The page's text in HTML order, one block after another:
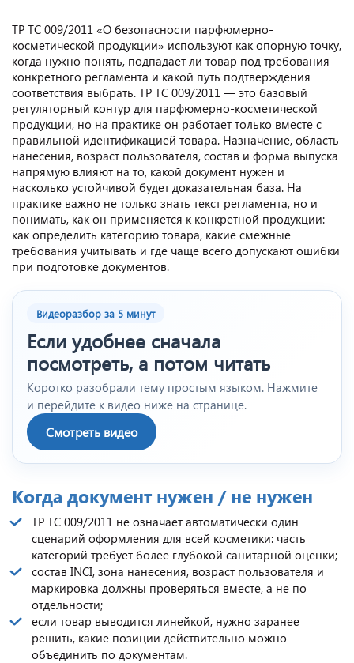
ТР ТС 009/2011 «О безопасности парфюмерно-
косметической продукции» используют как опорную точку,
когда нужно понять, подпадает ли товар под требования
конкретного регламента и какой путь подтверждения
соответствия выбрать. ТР ТС 009/2011 — это базовый
регуляторный контур для парфюмерно-косметической
продукции, но на практике он работает только вместе с
правильной идентификацией товара. Назначение, область
нанесения, возраст пользователя, состав и форма выпуска
напрямую влияют на то, какой документ нужен и
насколько устойчивой будет доказательная база. На
практике важно не только знать текст регламента, но и
понимать, как он применяется к конкретной продукции:
как определить категорию товара, какие смежные
требования учитывать и где чаще всего допускают ошибки
при подготовке документов.
Видеоразбор за 5 минут
Если удобнее сначала
посмотреть, а потом читать
Коротко разобрали тему простым языком. Нажмите
и перейдите к видео ниже на странице.
Смотреть видео
Когда документ нужен / не нужен
ТР ТС 009/2011 не означает автоматически один
сценарий оформления для всей косметики: часть
категорий требует более глубокой санитарной оценки;
состав INCI, зона нанесения, возраст пользователя и
маркировка должны проверяться вместе, а не по
отдельности;
если товар выводится линейкой, нужно заранее
решить, какие позиции действительно можно
объединить по документам.